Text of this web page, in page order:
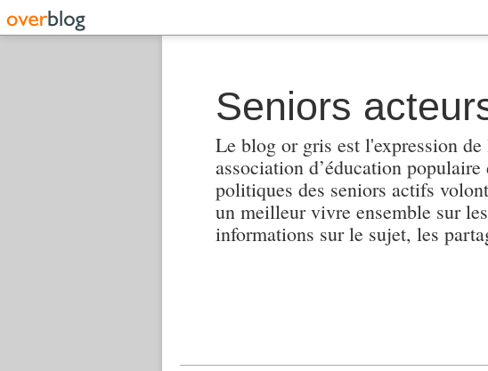
Seniors
Le blog or gris est l'expression
association d’éducation
politiques des seniors actifs
un meilleur vivre ensemble sur
informations sur le sujet, les